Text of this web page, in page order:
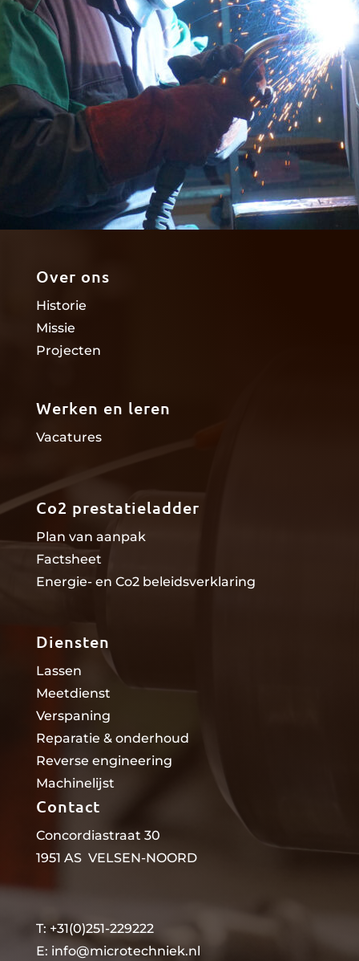
Over ons
Historie
Missie
Projecten
Werken en leren
Vacatures
Co2 prestatieladder
Plan van aanpak
Factsheet
Energie- en Co2 beleidsverklaring
Diensten
Lassen
Meetdienst
Verspaning
Reparatie & onderhoud
Reverse engineering
Machinelijst
Contact
Concordiastraat 30
1951 AS VELSEN-NOORD
T: +31(0)251-229222
E: info@microtechniek.nl